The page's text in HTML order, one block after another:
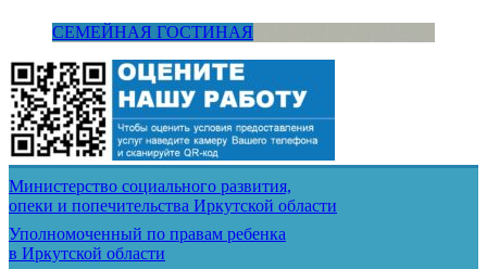
СЕМЕЙНАЯ ГОСТИНАЯ
Министерство социального развития,
опеки и попечительства Иркутской области
Уполномоченный по правам ребенка
в Иркутской области